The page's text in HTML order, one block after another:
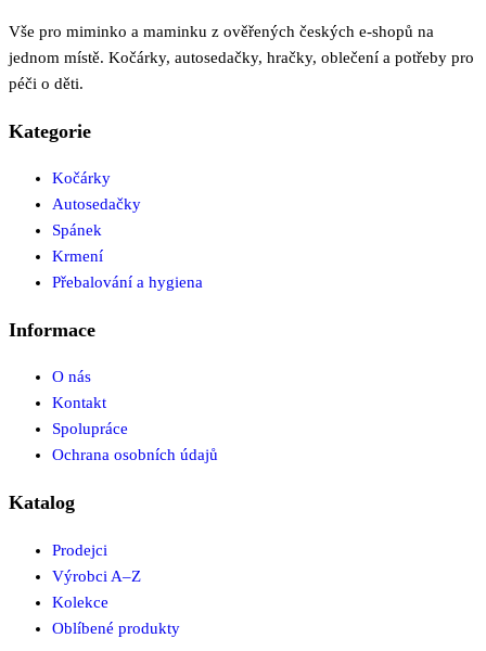
Vše pro miminko a maminku z ověřených českých e-shopů na
jednom místě. Kočárky, autosedačky, hračky, oblečení a potřeby pro
péči o děti.
Kategorie
Kočárky
Autosedačky
Spánek
Krmení
Přebalování a hygiena
Informace
O nás
Kontakt
Spolupráce
Ochrana osobních údajů
Katalog
Prodejci
Výrobci A–Z
Kolekce
Oblíbené produkty